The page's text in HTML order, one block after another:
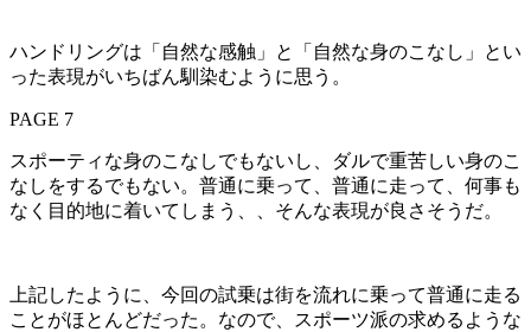
ハンドリングは「自然な感触」と「自然な身のこなし」とい
った表現がいちばん馴染むように思う。
PAGE 7
スポーティな身のこなしでもないし、ダルで重苦しい身のこ
なしをするでもない。普通に乗って、普通に走って、何事も
なく目的地に着いてしまう、、そんな表現が良さそうだ。
上記したように、今回の試乗は街を流れに乗って普通に走る
ことがほとんどだった。なので、スポーツ派の求めるような